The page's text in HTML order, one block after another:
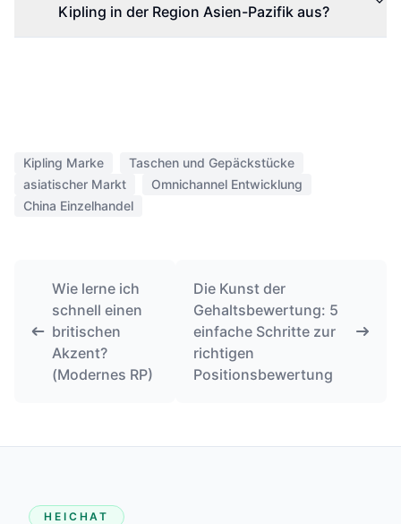
Kipling in der Region Asien-Pazifik aus?
Kipling Marke
Taschen und Gepäckstücke
asiatischer Markt
Omnichannel Entwicklung
China Einzelhandel
Wie lerne ich
schnell einen
britischen
Akzent?
(Modernes RP)
Die Kunst der
Gehaltsbewertung: 5
einfache Schritte zur
richtigen
Positionsbewertung
HEICHAT